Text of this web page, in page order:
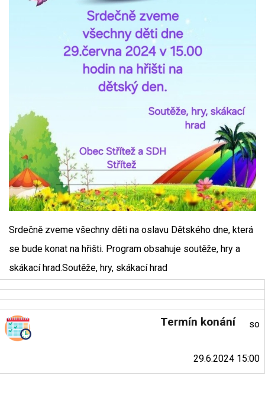
Srdečně zveme všechny děti na oslavu Dětského dne, která
se bude konat na hřišti. Program obsahuje soutěže, hry a
skákací hrad.Soutěže, hry, skákací hrad
Termín konání so
29.6.2024 15:00